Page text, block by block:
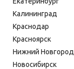
Калининград
Краснодар
Красноярск
Нижний Новгород
Новосибирск